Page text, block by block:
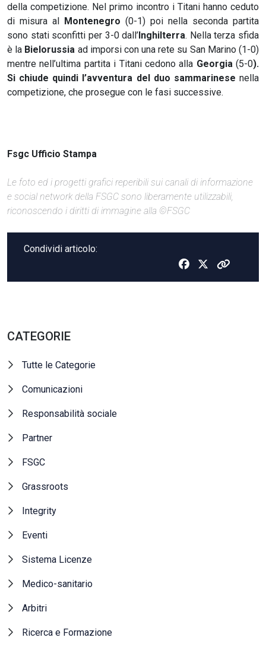
della competizione. Nel primo incontro i Titani hanno ceduto
di misura al Montenegro (0-1) poi nella seconda partita
sono stati sconfitti per 3-0 dall’Inghilterra. Nella terza sfida
è la Bielorussia ad imporsi con una rete su San Marino (1-0)
mentre nell’ultima partita i Titani cedono alla Georgia (5-0).
Si chiude quindi l’avventura del duo sammarinese nella
competizione, che prosegue con le fasi successive.
Fsgc Ufficio Stampa
Le foto ed i progetti grafici reperibili sui canali di informazione
e social network della FSGC sono liberamente utilizzabili,
riconoscendo i diritti di immagine alla ©FSGC
Condividi articolo:
CATEGORIE
Tutte le Categorie
Comunicazioni
Responsabilità sociale
Partner
FSGC
Grassroots
Integrity
Eventi
Sistema Licenze
Medico-sanitario
Arbitri
Ricerca e Formazione